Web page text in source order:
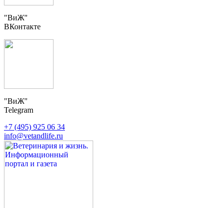
"ВиЖ"
ВКонтакте
"ВиЖ"
Telegram
+7 (495) 925 06 34
info@vetandlife.ru